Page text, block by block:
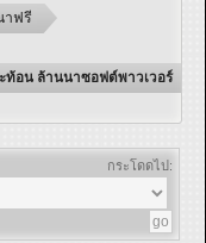
าฟรี
ท้อน ล้านนาซอฟต์พาวเวอร์
กระโดดไป: